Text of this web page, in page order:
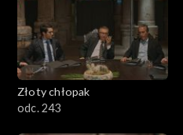
Złoty chłopak
odc. 243